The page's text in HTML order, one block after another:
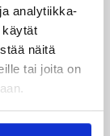
analytiikka-
käytät
näitä
tai joita on